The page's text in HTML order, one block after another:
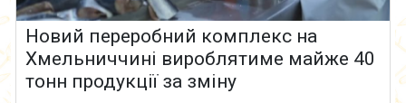
Новий переробний комплекс на
Хмельниччині вироблятиме майже 40
тонн продукції за зміну